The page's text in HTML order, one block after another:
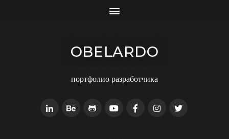
OBELARDO
портфолио разработчика